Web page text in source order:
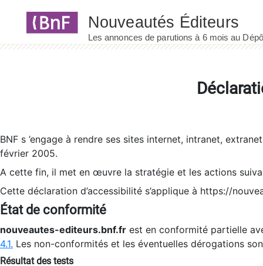
BNF s ’engage à rendre ses sites internet, intranet,
février 2005.
A cette fin, il met en œuvre la stratégie et les actions
Cette déclaration d’accessibilité s’applique à https://
État de conformité
nouveautes-editeurs.bnf.fr est en conformité partielle
4.1. Les non-conformités et les éventuelles dérogations
Résultat des tests